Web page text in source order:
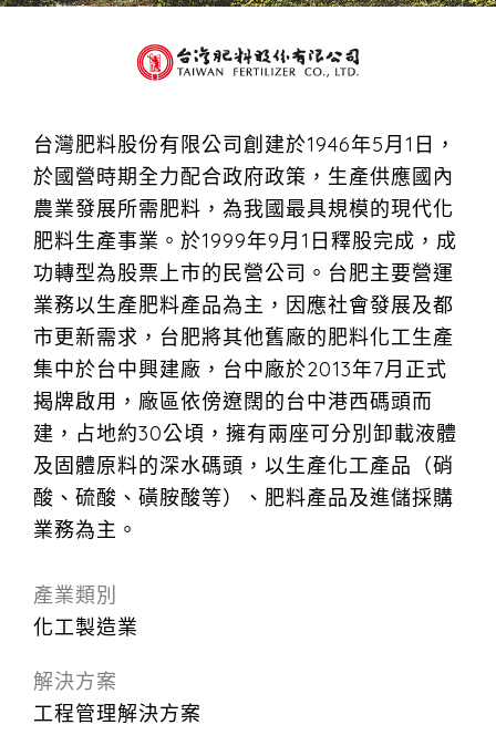
台灣肥料股份有限公司創建於1946年5月1日，
於國營時期全力配合政府政策，生產供應國內
農業發展所需肥料，為我國最具規模的現代化
肥料生產事業。於1999年9月1日釋股完成，成
功轉型為股票上市的民營公司。台肥主要營運
業務以生產肥料產品為主，因應社會發展及都
市更新需求，台肥將其他舊廠的肥料化工生產
集中於台中興建廠，台中廠於2013年7月正式
揭牌啟用，廠區依傍遼闊的台中港西碼頭而
建，占地約30公頃，擁有兩座可分別卸載液體
及固體原料的深水碼頭，以生產化工產品（硝
酸、硫酸、磺胺酸等）、肥料產品及進儲採購
業務為主。
產業類別
化工製造業
解決方案
工程管理解決方案